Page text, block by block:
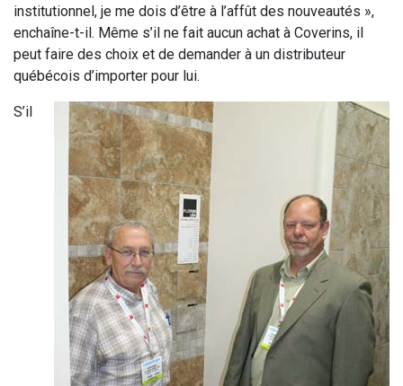
institutionnel, je me dois d’être à l’affût des nouveautés »,
enchaîne-t-il. Même s’il ne fait aucun achat à Coverins, il
peut faire des choix et de demander à un distributeur
québécois d’importer pour lui.
S’il